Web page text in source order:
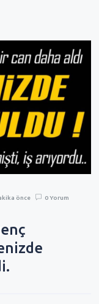
önce 0 Yorum